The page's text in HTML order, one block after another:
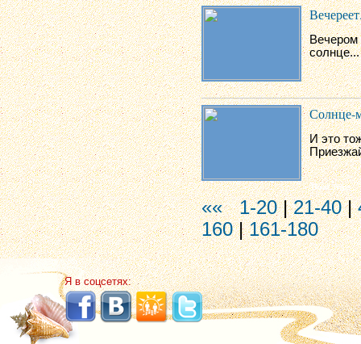
Вечером
солнце...
Солнце-
И это
«« 1-20|21-40|
160|161-180
Я в соцсетях: